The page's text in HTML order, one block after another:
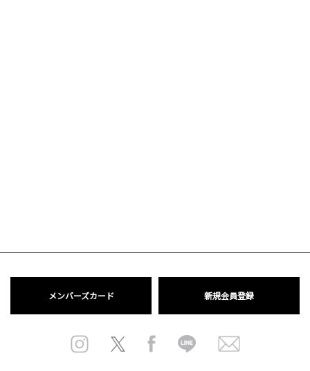
メンバーズカード 新規会員登録